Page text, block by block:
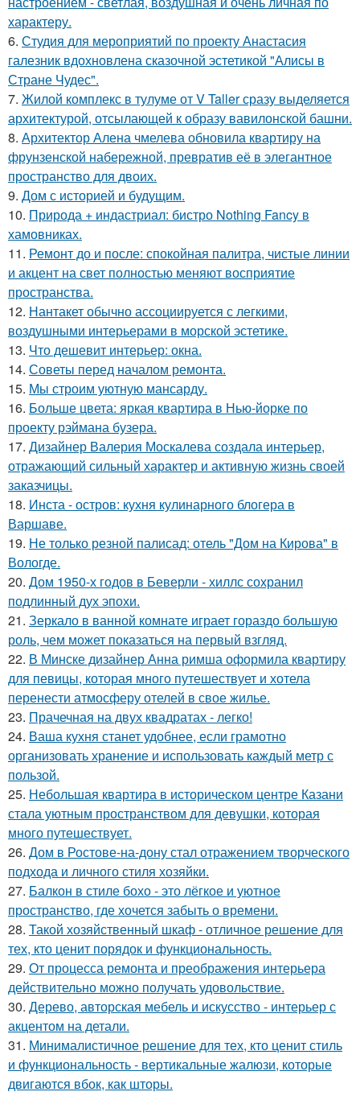
характеру.
6. Студия для мероприятий по проекту Анастасия
галезник вдохновлена сказочной эстетикой "Алисы в
Стране Чудес".
7. Жилой комплекс в тулуме от V Taller сразу выделяется
архитектурой, отсылающей к образу вавилонской башни.
8. Архитектор Алена чмелева обновила квартиру на
фрунзенской набережной, превратив её в элегантное
пространство для двоих.
9. Дом с историей и будущим.
10. Природа + индастриал: бистро Nothing Fancy в
хамовниках.
11. Ремонт до и после: спокойная палитра, чистые линии
и акцент на свет полностью меняют восприятие
пространства.
12. Нантакет обычно ассоциируется с легкими,
воздушными интерьерами в морской эстетике.
13. Что дешевит интерьер: окна.
14. Советы перед началом ремонта.
15. Мы строим уютную мансарду.
16. Больше цвета: яркая квартира в Нью-йорке по
проекту рэймана бузера.
17. Дизайнер Валерия Москалева создала интерьер,
отражающий сильный характер и активную жизнь своей
заказчицы.
18. Инста - остров: кухня кулинарного блогера в
Варшаве.
19. Не только резной палисад: отель "Дом на Кирова" в
Вологде.
20. Дом 1950-х годов в Беверли - хиллс сохранил
подлинный дух эпохи.
21. Зеркало в ванной комнате играет гораздо большую
роль, чем может показаться на первый взгляд.
22. В Минске дизайнер Анна римша оформила квартиру
для певицы, которая много путешествует и хотела
перенести атмосферу отелей в свое жилье.
23. Прачечная на двух квадратах - легко!
24. Ваша кухня станет удобнее, если грамотно
организовать хранение и использовать каждый метр с
пользой.
25. Небольшая квартира в историческом центре Казани
стала уютным пространством для девушки, которая
много путешествует.
26. Дом в Ростове-на-дону стал отражением творческого
подхода и личного стиля хозяйки.
27. Балкон в стиле бохо - это лёгкое и уютное
пространство, где хочется забыть о времени.
28. Такой хозяйственный шкаф - отличное решение для
тех, кто ценит порядок и функциональность.
29. От процесса ремонта и преображения интерьера
действительно можно получать удовольствие.
30. Дерево, авторская мебель и искусство - интерьер с
акцентом на детали.
31. Минималистичное решение для тех, кто ценит стиль
и функциональность - вертикальные жалюзи, которые
двигаются вбок, как шторы.